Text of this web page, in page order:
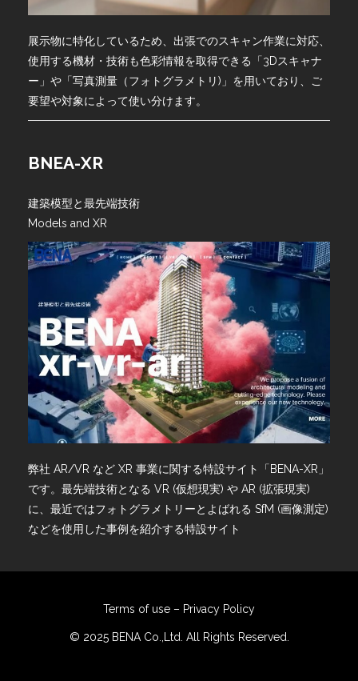
展示物に特化しているため、出張でのスキャン作業に対応、
使用する機材・技術も色彩情報を取得できる「3Dスキャナ
ー」や「写真測量（フォトグラメトリ)」を用いており、ご
要望や対象によって使い分けます。
BNEA-XR
建築模型と最先端技術
Models and XR
弊社 AR/VR など XR 事業に関する特設サイト「BENA-XR」
です。最先端技術となる VR (仮想現実) や AR (拡張現実)
に、最近ではフォトグラメトリーとよばれる SfM (画像測定)
などを使用した事例を紹介する特設サイト
Terms of use – Privacy Policy
© 2025 BENA Co.,Ltd. All Rights Reserved.